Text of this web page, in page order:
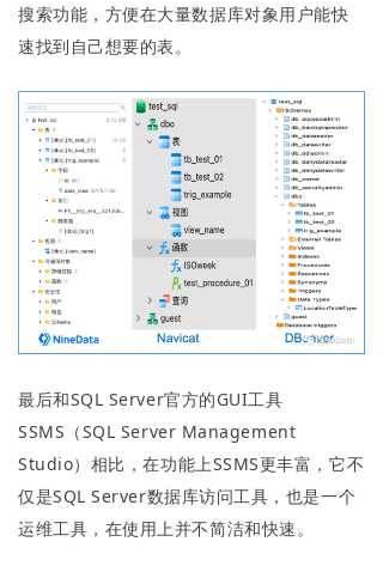
搜索功能，方便在大量数据库对象用户能快
速找到自己想要的表。
最后和SQL Server官方的GUI工具
SSMS（SQL Server Management
Studio）相比，在功能上SSMS更丰富，它不
仅是SQL Server数据库访问工具，也是一个
运维工具，在使用上并不简洁和快速。